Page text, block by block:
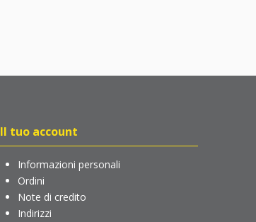
Il tuo account
Informazioni personali
Ordini
Note di credito
Indirizzi